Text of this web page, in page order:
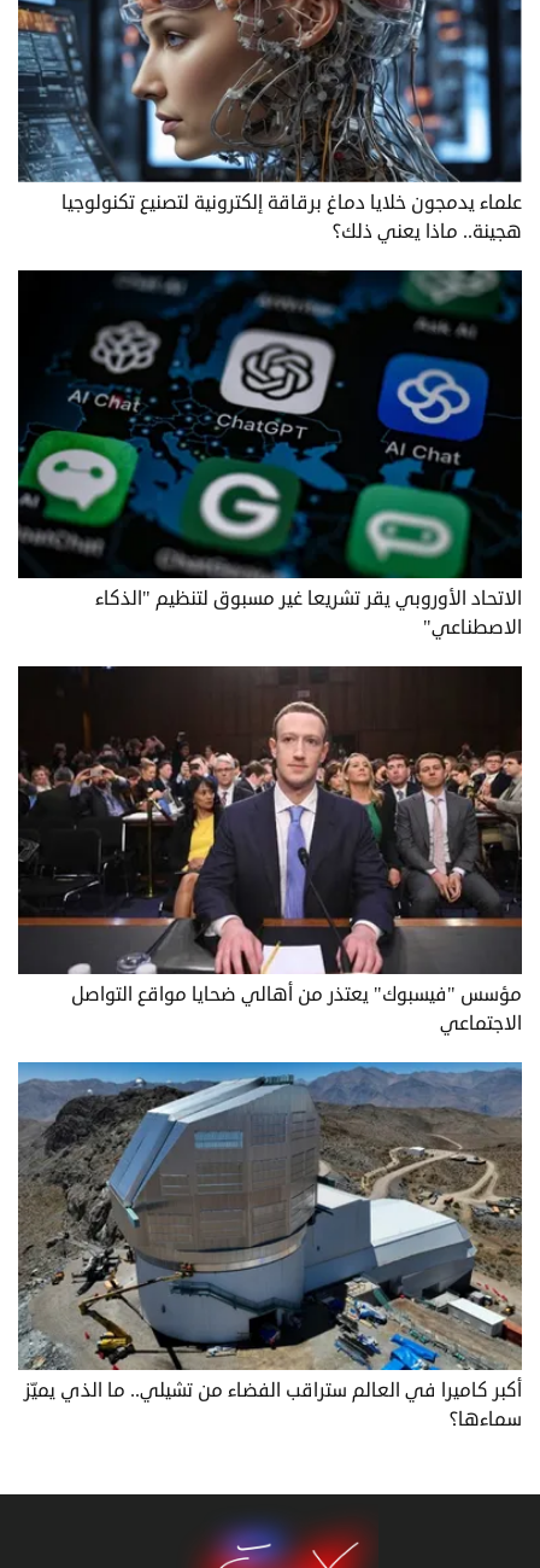
علماء يدمجون خلايا دماغ برقاقة إلكترونية لتصنيع تكنولوجيا
هجينة.. ماذا يعني ذلك؟
الاتحاد الأوروبي يقر تشريعا غير مسبوق لتنظيم "الذكاء
الاصطناعي"
مؤسس "فيسبوك" يعتذر من أهالي ضحايا مواقع التواصل
الاجتماعي
أكبر كاميرا في العالم ستراقب الفضاء من تشيلي.. ما الذي يميّز
سماءها؟